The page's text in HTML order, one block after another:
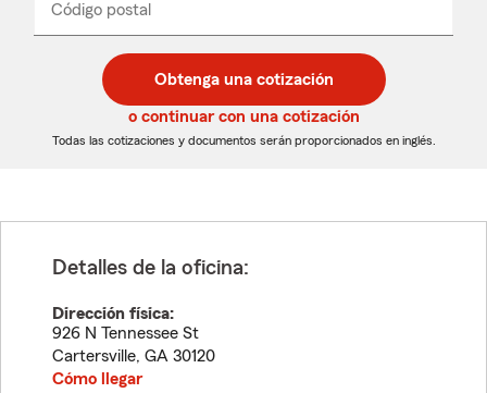
desplegable
Código postal
de
5
dígitos
de
5
dígitos
_____
Obtenga una cotización
o continuar con una cotización
Todas las cotizaciones y documentos serán proporcionados en inglés.
Detalles de la oficina:
Dirección física:
926 N Tennessee St
Cartersville, GA 30120
Cómo llegar